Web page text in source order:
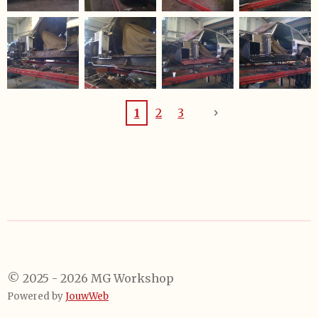
1 2 3
© 2025 - 2026 MG Workshop
Powered byJouwWeb